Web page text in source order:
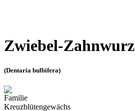
Zwiebel-Zahnwurz
(Dentaria bulbifera)
Familie
Kreuzblütengewächs